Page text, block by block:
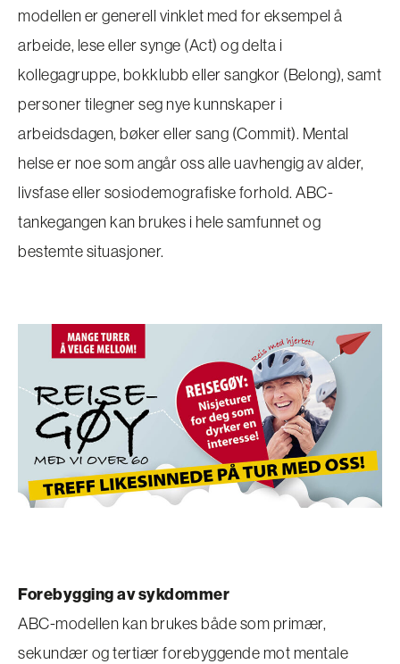
modellen er generell vinklet med for eksempel å
arbeide, lese eller synge (Act) og delta i
kollegagruppe, bokklubb eller sangkor (Belong), samt
personer tilegner seg nye kunnskaper i
arbeidsdagen, bøker eller sang (Commit). Mental
helse er noe som angår oss alle uavhengig av alder,
livsfase eller sosiodemografiske forhold. ABC-
tankegangen kan brukes i hele samfunnet og
bestemte situasjoner.
Forebygging av sykdommer
ABC-modellen kan brukes både som primær,
sekundær og tertiær forebyggende mot mentale